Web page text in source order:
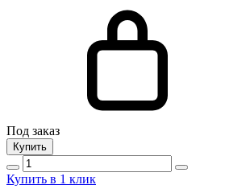
Под заказ
Купить
Купить в 1 клик